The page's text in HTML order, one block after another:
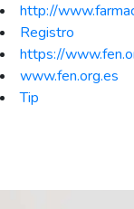
http://
Registro
https://
www.fen.org.es
Tip